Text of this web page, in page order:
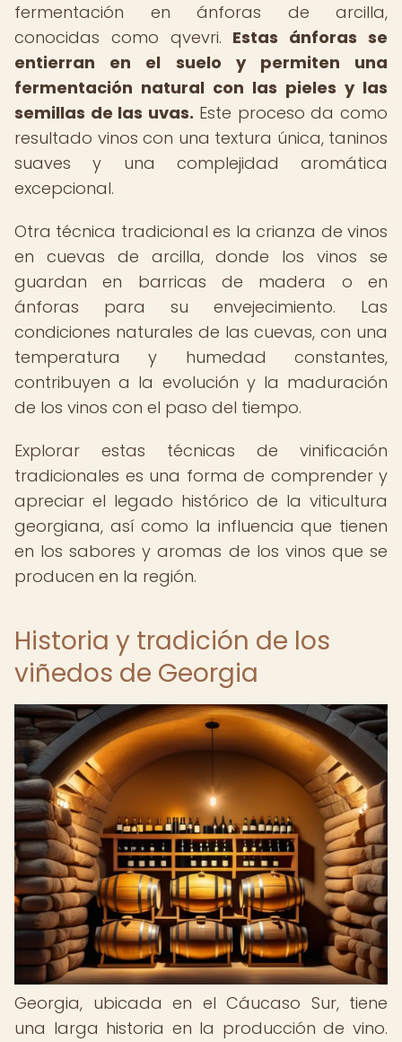
fermentación en ánforas de arcilla,
conocidas como qvevri. Estas ánforas se
entierran en el suelo y permiten una
fermentación natural con las pieles y las
semillas de las uvas. Este proceso da como
resultado vinos con una textura única, taninos
suaves y una complejidad aromática
excepcional.
Otra técnica tradicional es la crianza de vinos
en cuevas de arcilla, donde los vinos se
guardan en barricas de madera o en
ánforas para su envejecimiento. Las
condiciones naturales de las cuevas, con una
temperatura y humedad constantes,
contribuyen a la evolución y la maduración
de los vinos con el paso del tiempo.
Explorar estas técnicas de vinificación
tradicionales es una forma de comprender y
apreciar el legado histórico de la viticultura
georgiana, así como la influencia que tienen
en los sabores y aromas de los vinos que se
producen en la región.
Historia y tradición de los
viñedos de Georgia
Georgia, ubicada en el Cáucaso Sur, tiene
una larga historia en la producción de vino.